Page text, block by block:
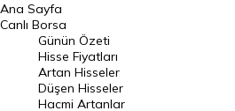
BIST 100 Hisseleri
En Çok Artan Hisseler
En Çok Düşen Hisseler
Hacmi Artanlar
Ana Sayfa
Canlı Borsa
Günün Özeti
Hisse Fiyatları
Artan Hisseler
Düşen Hisseler
Hacmi Artanlar